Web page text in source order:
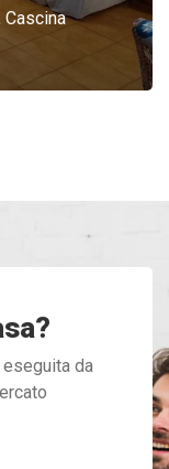
Cascina
da